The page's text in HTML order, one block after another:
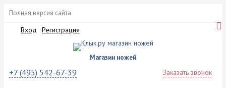
Полная версия сайта
Вход Регистрация
Магазин ножей
+7 (495) 542-67-39 Заказать звонок